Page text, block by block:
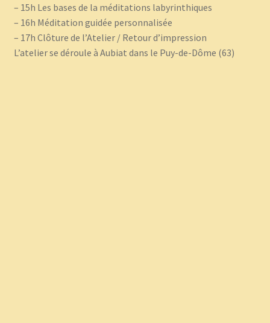
– 15h Les bases de la méditations labyrinthiques
– 16h Méditation guidée personnalisée
– 17h Clôture de l’Atelier / Retour d’impression
L’atelier se déroule à Aubiat dans le Puy-de-Dôme (63)